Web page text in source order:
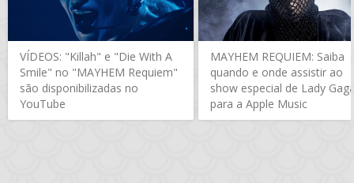
VÍDEOS: "Killah" e "Die With A
Smile" no "MAYHEM Requiem"
são disponibilizadas no
YouTube
MAYHEM REQUIEM: Saiba
quando e onde assistir ao
show especial de Lady
para a Apple Music